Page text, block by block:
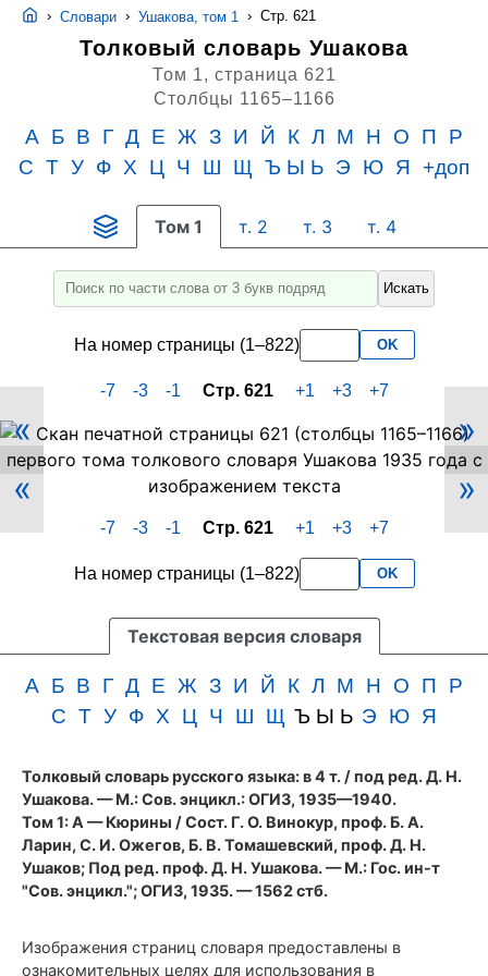
› Словари › Ушакова, том 1 › Стр. 621
Толковый словарь Ушакова
Том 1, страница 621
Столбцы 1165–1166
А Б В Г Д Е Ж З И Й К Л М Н О П
Р
С Т У Ф Х Ц Ч Ш Щ Ъ Ы Ь Э Ю Я +доп
Том 1 т. 2 т. 3 т. 4
Введите
поиска
слово
его
часть
не
3
букв
подряд
Искать
На номер страницы (1–822) OK
-7 -3 -1 Стр. 621 +1 +3 +7
Скан
PDF-
страницы
(cтолбцы
словаря
Ушакова
(1935
«
»
«
»
-7 -3 -1 Стр. 621 +1 +3 +7
На номер страницы (1–822) OK
Текстовая версия словаря
А Б В Г Д Е Ж З И Й К Л М Н О П
Р
С Т У Ф Х Ц Ч Ш Щ Ъ Ы Ь Э Ю Я
Толковый словарь русского языка: в 4 т. / под ред. Д. Н.
Ушакова. — М.: Сов. энцикл.: ОГИЗ, 1935—1940.
Том 1: А — Кюрины / Сост. Г. О. Винокур, проф. Б. А.
Ларин, С. И. Ожегов, Б. В. Томашевский, проф. Д. Н.
Ушаков; Под ред. проф. Д. Н. Ушакова. — М.: Гос. ин-т
"Сов. энцикл."; ОГИЗ, 1935. — 1562 стб.
Изображения страниц словаря предоставлены в
ознакомительных целях для использования в